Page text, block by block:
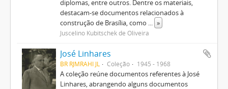
diplomas, entre outros. Dentre os materiais,
destacam-se documentos relacionados à
construção de Brasília, como ... »
Juscelino Kubitschek de Oliveira
José Linhares
BR RJMRAHI JL Coleção 1945 - 1968
A coleção reúne documentos referentes à José
Linhares, abrangendo alguns documentos